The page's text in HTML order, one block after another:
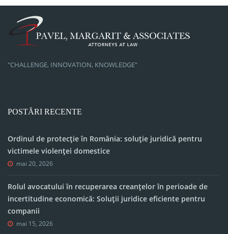
"CHALLENGE, INNOVATION, KNOWLEDGE"
POSTĂRI RECENTE
Ordinul de protecție în România: soluție juridică pentru
victimele violenței domestice
mai 20, 2026
Rolul avocatului în recuperarea creanțelor în perioade de
incertitudine economică: Soluții juridice eficiente pentru
companii
mai 15, 2026